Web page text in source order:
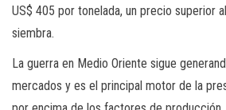
US$ 405 por tonelada, un precio superior
siembra.
La guerra en Medio Oriente sigue
mercados y es el principal motor de la